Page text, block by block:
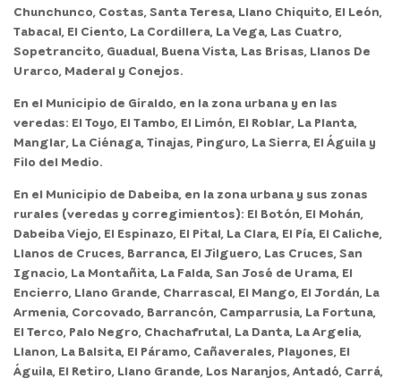
Chunchunco, Costas, Santa Teresa, Llano Chiquito, El León,
Tabacal, El Ciento, La Cordillera, La Vega, Las Cuatro,
Sopetrancito, Guadual, Buena Vista, Las Brisas, Llanos De
Urarco, Maderal y Conejos.
En el Municipio de Giraldo, en la zona urbana y en las
veredas: El Toyo, El Tambo, El Limón, El Roblar, La Planta,
Manglar, La Ciénaga, Tinajas, Pinguro, La Sierra, El Águila y
Filo del Medio.
En el Municipio de Dabeiba, en la zona urbana y sus zonas
rurales (veredas y corregimientos): El Botón, El Mohán,
Dabeiba Viejo, El Espinazo, El Pital, La Clara, El Pía, El Caliche,
Llanos de Cruces, Barranca, El Jilguero, Las Cruces, San
Ignacio, La Montañita, La Falda, San José de Urama, El
Encierro, Llano Grande, Charrascal, El Mango, El Jordán, La
Armenia, Corcovado, Barrancón, Camparrusia, La Fortuna,
El Terco, Palo Negro, Chachafrutal, La Danta, La Argelia,
Llanon, La Balsita, El Páramo, Cañaverales, Playones, El
Águila, El Retiro, Llano Grande, Los Naranjos, Antadó, Carrá,